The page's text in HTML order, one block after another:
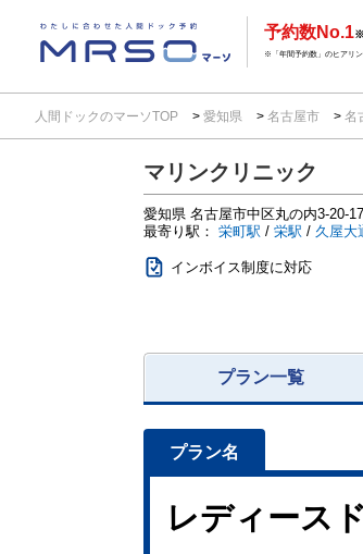
予約数No.1※
※「年間予約数」のヒアリ
人間ドックのマーソTOP 愛知県 名古屋市 名
マリンクリニック
愛知県 名古屋市中区丸の内3-20-17
最寄り駅： 栄町駅 / 栄駅 / 久屋大
インボイス制度に対応
プラン一覧
レディース